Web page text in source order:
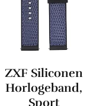
ZXF Siliconen
Horlogeband,
Sport